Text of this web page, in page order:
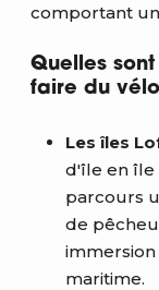
comportant
Quelles
faire du
Les îles
d'île en île
parcours
de
maritime.